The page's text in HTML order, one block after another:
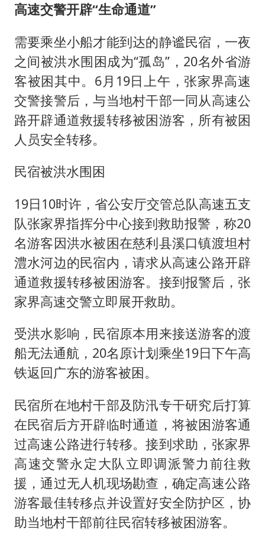
高速交警开辟“生命通道”
需要乘坐小船才能到达的静谧民宿，一夜
之间被洪水围困成为“孤岛”，20名外省游
客被困其中。6月19日上午，张家界高速
交警接警后，与当地村干部一同从高速公
路开辟通道救援转移被困游客，所有被困
人员安全转移。
民宿被洪水围困
19日10时许，省公安厅交管总队高速五支
队张家界指挥分中心接到救助报警，称20
名游客因洪水被困在慈利县溪口镇渡坦村
澧水河边的民宿内，请求从高速公路开辟
通道救援转移被困游客。接到报警后，张
家界高速交警立即展开救助。
受洪水影响，民宿原本用来接送游客的渡
船无法通航，20名原计划乘坐19日下午高
铁返回广东的游客被困。
民宿所在地村干部及防汛专干研究后打算
在民宿后方开辟临时通道，将被困游客通
过高速公路进行转移。接到求助，张家界
高速交警永定大队立即调派警力前往救
援，通过无人机现场勘查，确定高速公路
游客最佳转移点并设置好安全防护区，协
助当地村干部前往民宿转移被困游客。